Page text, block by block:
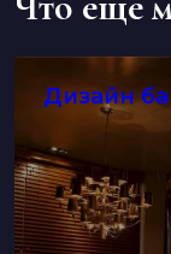
Дизайн